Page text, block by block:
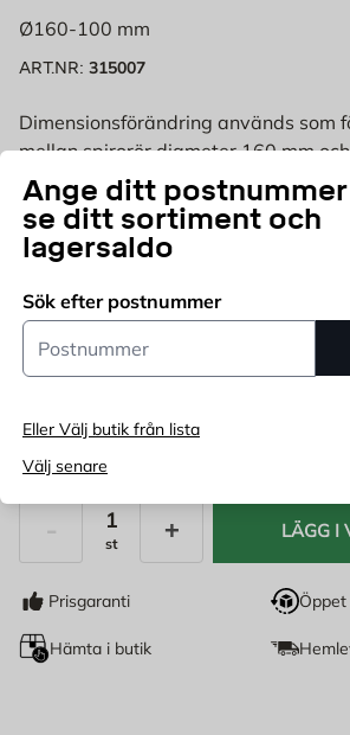
Ange ditt
se ditt sortiment och
lagersaldo
Sök efter postnummer
Postnummer
Eller Välj butik från lista
Välj senare
Ø160-100 mm
ART.NR: 315007
Dimensionsförändring används som
mellan spirorör diameter 160 mm
mm.
Läs mer
Välj butik
Köp online, boka leverans i kassan
Angepostnummerför att se
109 KR
st
LÄGG I
Prisgaranti
Hämta i butik